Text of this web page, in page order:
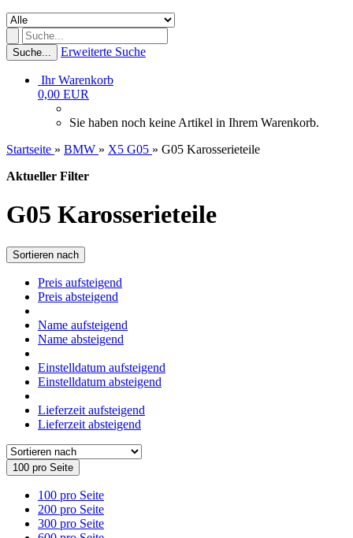
Suche... Erweiterte Suche
Ihr Warenkorb
0,00 EUR
Sie haben noch keine Artikel in Ihrem Warenkorb.
Startseite » BMW » X5 G05 » G05 Karosserieteile
Aktueller Filter
G05 Karosserieteile
Sortieren nach
Preis aufsteigend
Preis absteigend
Name aufsteigend
Name absteigend
Einstelldatum aufsteigend
Einstelldatum absteigend
Lieferzeit aufsteigend
Lieferzeit absteigend
100 pro Seite
100 pro Seite
200 pro Seite
300 pro Seite